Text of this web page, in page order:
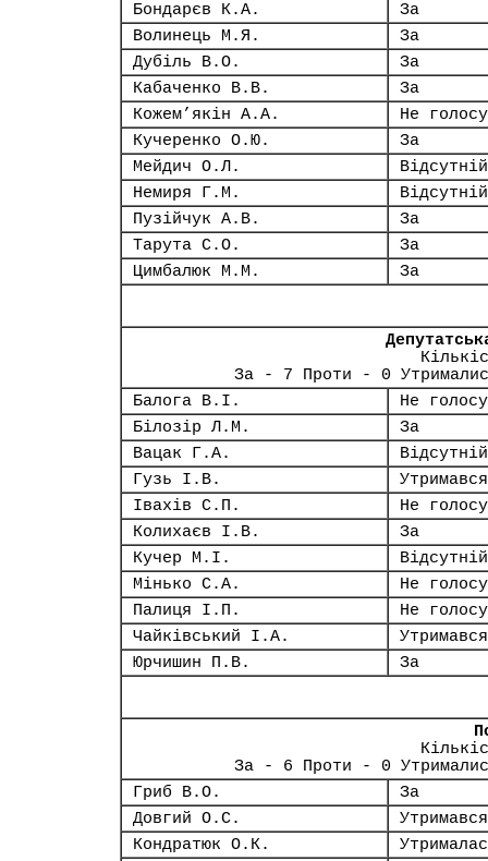
Бондарєв К.А.
За
Волинець М.Я.
За
Дубіль В.О.
За
Кабаченко В.В.
За
Кожем’якін А.А.
Не
Кучеренко О.Ю.
За
Мейдич О.Л.
Відсутній
Немиря Г.М.
Відсутній
Пузійчук А.В.
За
Тарута С.О.
За
Цимбалюк М.М.
За
За - 7 Проти - 0
Балога В.І.
Не
Білозір Л.М.
За
Вацак Г.А.
Відсутній
Гузь І.В.
Утримався
Івахів С.П.
Не
Колихаєв І.В.
За
Кучер М.І.
Відсутній
Мінько С.А.
Не
Палиця І.П.
Не
Чайківський І.А.
Утримався
Юрчишин П.В.
За
За - 6 Проти - 0
Гриб В.О.
За
Довгий О.С.
Утримався
Кондратюк О.К.